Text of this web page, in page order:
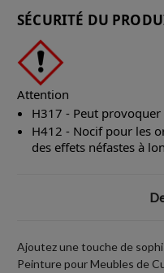
SÉCURITÉ DU
Attention
H317 - Peut
H412 - Nocif pour les
des effets néfastes à
Ajoutez une touche de
Peinture pour Meubles de